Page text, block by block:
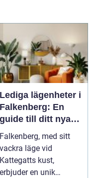
Lediga lägenheter i
Falkenberg: En
guide till ditt nya
hem
Falkenberg, med sitt
vackra läge vid
Kattegatts kust,
erbjuder en unik